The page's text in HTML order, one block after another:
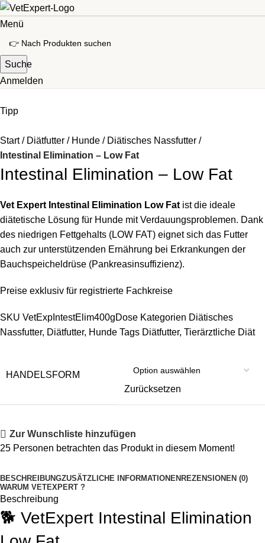
Menü
Suche
Anmelden
Tipp
Start Diätfutter Hunde
Diätisches Nassfutter
Intestinal Elimination – Low Fat
Intestinal Elimination – Low Fat
Vet Expert Intestinal Elimination Low Fat ist die ideale
diätetische Lösung für Hunde mit Verdauungsproblemen. Dank
des niedrigen Fettgehalts (LOW FAT) eignet sich das Futter
auch zur unterstützenden Ernährung bei Erkrankungen der
Bauchspeicheldrüse (Pankreasinsuffizienz).
Preise exklusiv für registrierte Fachkreise
SKU VetExpIntestElim400gDose Kategorien Diätisches
Nassfutter, Diätfutter, Hunde Tags Diätfutter, Tierärztliche Diät
HANDELSFORM
Zurücksetzen
Zur Wunschliste hinzufügen
25 Personen betrachten das Produkt in diesem Moment!
BESCHREIBUNGZUSÄTZLICHE INFORMATIONEN REZENSIONEN (0)
WARUM VETEXPERT ?
Beschreibung
🐕 VetExpert Intestinal Elimination